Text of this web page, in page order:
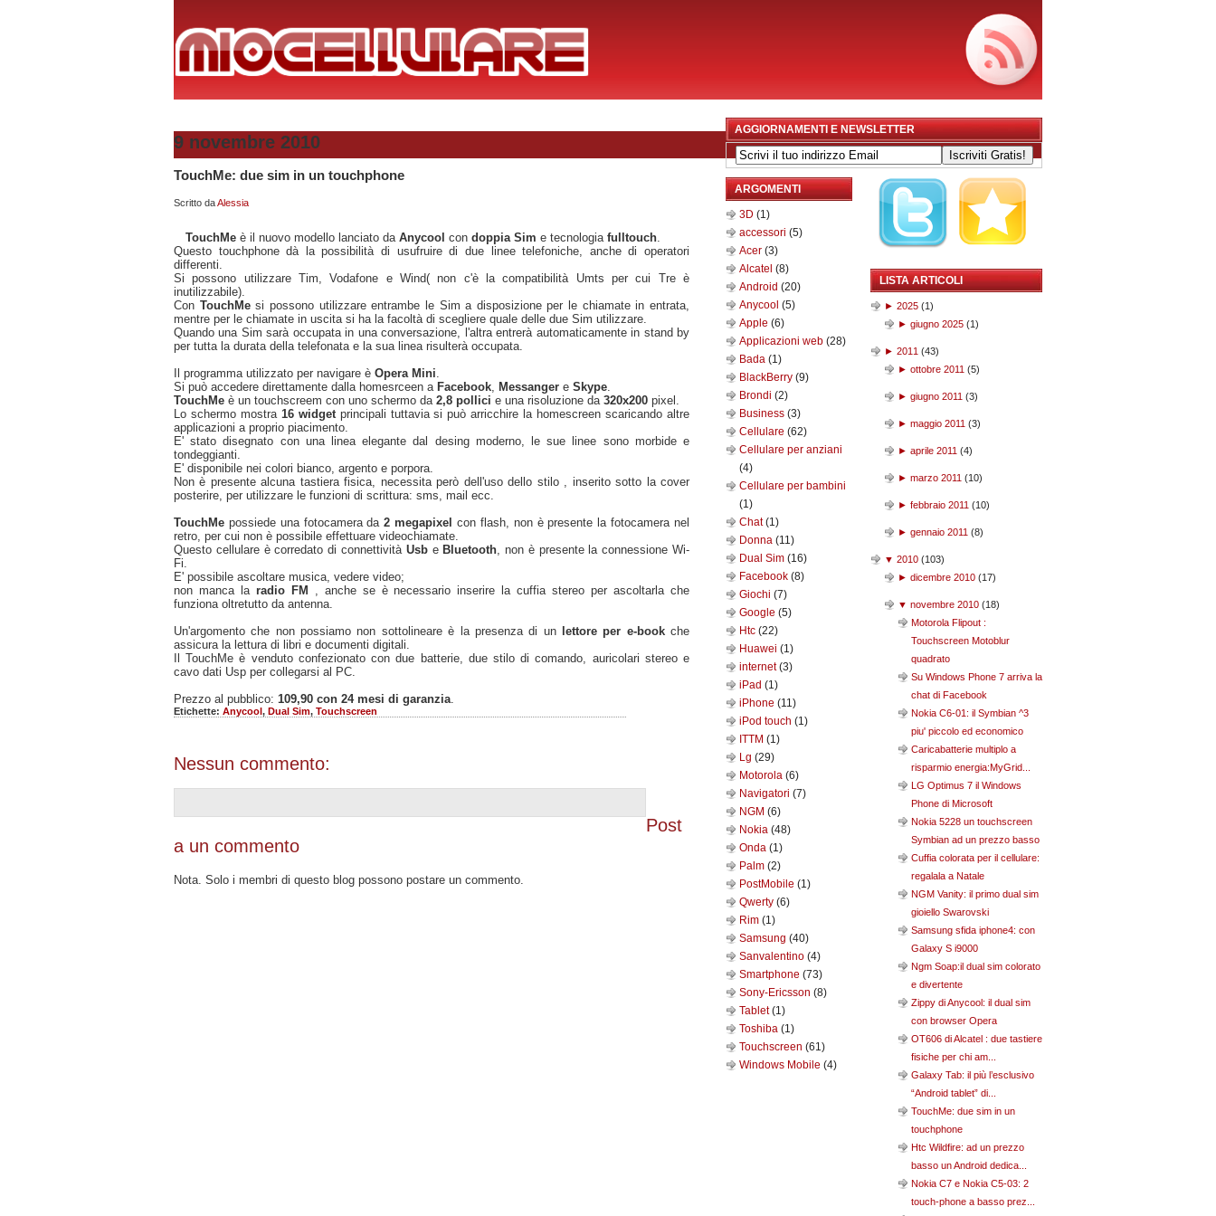
9 novembre 2010
TouchMe: due sim in un touchphone
Scritto daAlessia
TouchMe è il nuovo modello lanciato da Anycool con doppia Sim e tecnologia fulltouch
Questo touchphone dà la possibilità di usufruire di due linee telefoniche, anche di operatori
differenti.
Si possono utilizzare Tim, Vodafone e Wind( non c'è la compatibilità Umts per cui Tre è
inutilizzabile).
Con TouchMesi possono utilizzare entrambe le Sim a disposizione per le chiamate in entrata,
mentre per le chiamate in uscita si ha la facoltà di scegliere quale delle due Sim utilizzare.
Quando una Sim sarà occupata in una conversazione, l'altra entrerà automaticamente in stand by
per tutta la durata della telefonata e la sua linea risulterà occupata.
Il programma utilizzato per navigare è Opera Mini
Si può accedere direttamente dalla homesrceen a Facebook Messanger e Skype
TouchMe è un touchscreem con uno schermo da 2,8 pollici e una risoluzione da 320x200 pixel.
Lo schermo mostra 16 widgetprincipali tuttavia si può arricchire la homescreen scaricando altre
applicazioni a proprio piacimento.
E' stato disegnato con una linea elegante dal desing moderno, le sue linee sono morbide e
tondeggianti.
E' disponibile nei colori bianco, argento e porpora.
Non è presente alcuna tastiera fisica, necessita però dell'uso dello stilo , inserito sotto la cover
posterire, per utilizzare le funzioni di scrittura: sms, mail ecc.
TouchMe possiede una fotocamera da2 megapixelcon flash, non è presente la fotocamera nel
retro, per cui non è possibile effettuare videochiamate.
Questo cellulare è corredato di connettività UsbeBluetooth , non è presente la connessione Wi-
Fi.
E' possibile ascoltare musica, vedere video;
non manca la radio FM
, anche se è necessario inserire la cuffia stereo per ascoltarla che
funziona oltretutto da antenna.
Un'argomento che non possiamo non sottolineare è la presenza di un lettore per e-bookche
assicura la lettura di libri e documenti digitali.
Il TouchMe è venduto confezionato con due batterie, due stilo di comando, auricolari stereo e
cavo dati Usp per collegarsi al PC.
Prezzo al pubblico: 109,90 con 24 mesi di garanzia
Etichette: Anycool, Dual Sim, Touchscreen
Nessun commento:
Post
a un commento
Nota. Solo i membri di questo blog possono postare un commento.
AGGIORNAMENTI E NEWSLETTER
ARGOMENTI
3D (1)
accessori (5)
Acer (3)
Alcatel (8)
Android (20)
Anycool (5)
Apple (6)
Applicazioni web (28)
Bada (1)
BlackBerry (9)
Brondi (2)
Business (3)
Cellulare (62)
Cellulare per anziani
(4)
Cellulare per bambini
(1)
Chat(1)
Donna (11)
Dual Sim (16)
Facebook (8)
Giochi (7)
Google (5)
Htc (22)
Huawei (1)
internet(3)
iPad (1)
iPhone (11)
iPod touch (1)
ITTM (1)
Lg (29)
Motorola (6)
Navigatori (7)
NGM (6)
Nokia (48)
Onda (1)
Palm (2)
PostMobile (1)
Qwerty (6)
Rim (1)
Samsung (40)
Sanvalentino (4)
Smartphone (73)
Sony-Ericsson (8)
Tablet(1)
Toshiba (1)
Touchscreen (61)
Windows Mobile (4)
LISTA ARTICOLI
► 2025 (1)
► giugno 2025 (1)
► 2011 (43)
► ottobre 2011 (5)
► giugno 2011 (3)
► maggio 2011 (3)
► aprile 2011 (4)
► marzo 2011 (10)
► febbraio 2011 (10)
► gennaio 2011 (8)
▼ 2010 (103)
► dicembre 2010 (17)
▼ novembre 2010 (18)
Motorola Flipout :
Touchscreen Motoblur
quadrato
Su Windows Phone 7 arriva la
chat di Facebook
Nokia C6-01: il Symbian ^3
piu' piccolo ed economico
Caricabatterie multiplo a
risparmio energia:MyGrid...
LG Optimus 7 il Windows
Phone di Microsoft
Nokia 5228 un touchscreen
Symbian ad un prezzo basso
Cuffia colorata per il cellulare:
regalala a Natale
NGM Vanity: il primo dual sim
gioiello Swarovski
Samsung sfida iphone4: con
Galaxy S i9000
Ngm Soap:il dual sim colorato
e divertente
Zippy di Anycool: il dual sim
con browser Opera
OT606 di Alcatel : due tastiere
fisiche per chi am...
Galaxy Tab: il più l’esclusivo
“Android tablet” di...
TouchMe: due sim in un
touchphone
Htc Wildfire: ad un prezzo
basso un Android dedica...
Nokia C7 e Nokia C5-03: 2
touch-phone a basso prez...